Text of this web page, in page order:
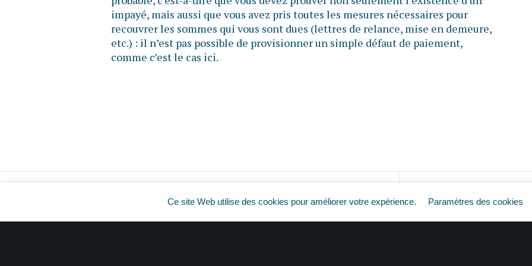
impayé, mais aussi que vous avez pris toutes les mesures nécessaires pour
recouvrer les sommes qui vous sont dues (lettres de relance, mise en demeure,
etc.) : il n’est pas possible de provisionner un simple défaut de paiement,
comme c’est le cas ici.
Factures impayées : pas de règlement, pas d’impôt ?
Ce site Web utilise des cookies pour améliorer votre expérience. Paramètres des cookies